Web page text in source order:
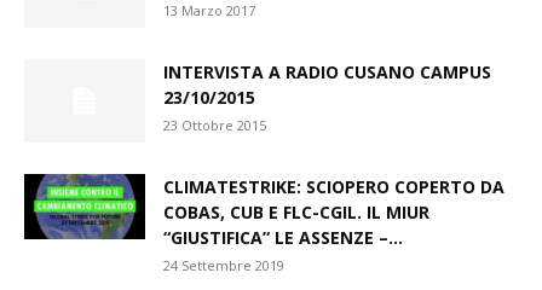
13 Marzo 2017
INTERVISTA A RADIO CUSANO CAMPUS
23/10/2015
23 Ottobre 2015
CLIMATESTRIKE: SCIOPERO COPERTO DA
COBAS, CUB E FLC-CGIL. IL MIUR
“GIUSTIFICA” LE ASSENZE –...
24 Settembre 2019